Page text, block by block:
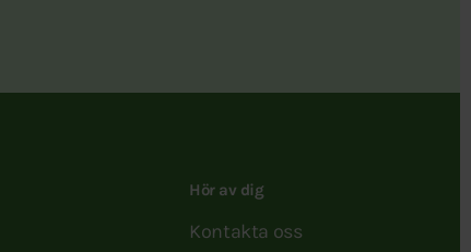
Hör av dig
Kontakta oss